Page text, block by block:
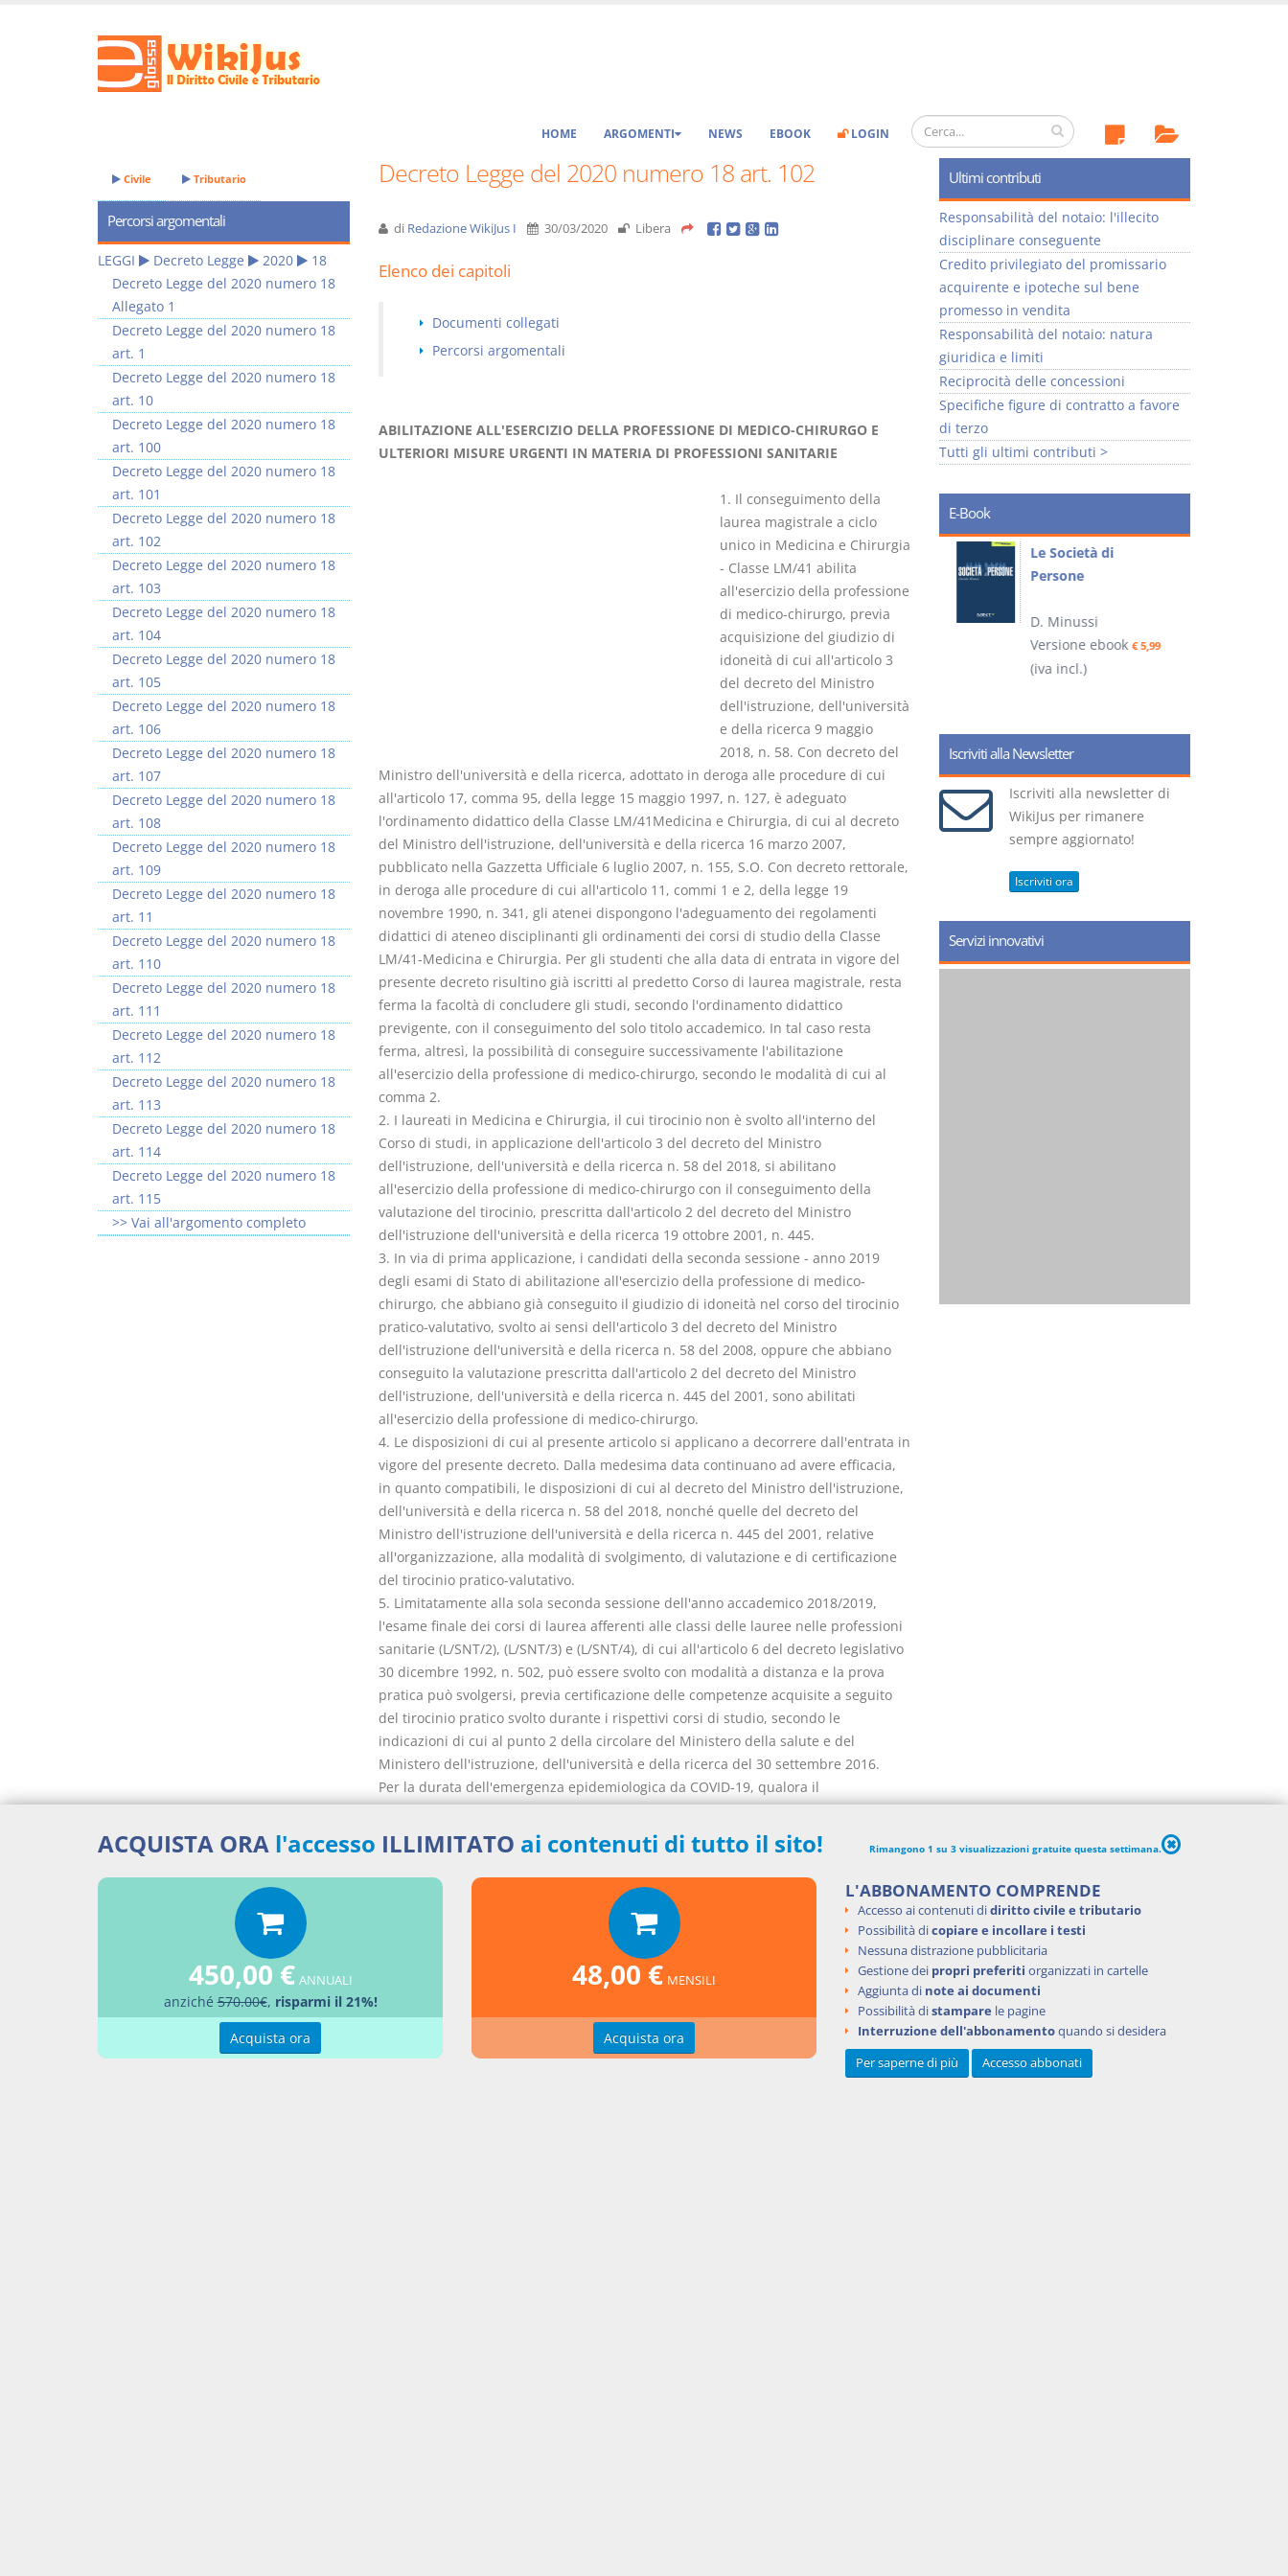
HOME ARGOMENTI NEWS EBOOK LOGIN
Decreto Legge del 2020 numero 18 art. 102
di Redazione WikiJus I 30/03/2020 Libera
Elenco dei capitoli
Documenti collegati
Percorsi argomentali
ABILITAZIONE ALL'ESERCIZIO DELLA PROFESSIONE DI MEDICO-CHIRURGO E
ULTERIORI MISURE URGENTI IN MATERIA DI PROFESSIONI SANITARIE
1. Il conseguimento della
laurea magistrale a ciclo
unico in Medicina e Chirurgia
- Classe LM/41 abilita
all'esercizio della professione
di medico-chirurgo, previa
acquisizione del giudizio di
idoneità di cui all'articolo 3
del decreto del Ministro
dell'istruzione, dell'università
e della ricerca 9 maggio
2018, n. 58. Con decreto del
Ministro dell'università e della ricerca, adottato in deroga alle procedure di cui
all'articolo 17, comma 95, della legge 15 maggio 1997, n. 127, è adeguato
l'ordinamento didattico della Classe LM/41Medicina e Chirurgia, di cui al decreto
del Ministro dell'istruzione, dell'università e della ricerca 16 marzo 2007,
pubblicato nella Gazzetta Ufficiale 6 luglio 2007, n. 155, S.O. Con decreto rettorale,
in deroga alle procedure di cui all'articolo 11, commi 1 e 2, della legge 19
novembre 1990, n. 341, gli atenei dispongono l'adeguamento dei regolamenti
didattici di ateneo disciplinanti gli ordinamenti dei corsi di studio della Classe
LM/41-Medicina e Chirurgia. Per gli studenti che alla data di entrata in vigore del
presente decreto risultino già iscritti al predetto Corso di laurea magistrale, resta
ferma la facoltà di concludere gli studi, secondo l'ordinamento didattico
previgente, con il conseguimento del solo titolo accademico. In tal caso resta
ferma, altresì, la possibilità di conseguire successivamente l'abilitazione
all'esercizio della professione di medico-chirurgo, secondo le modalità di cui al
comma 2.
2. I laureati in Medicina e Chirurgia, il cui tirocinio non è svolto all'interno del
Corso di studi, in applicazione dell'articolo 3 del decreto del Ministro
dell'istruzione, dell'università e della ricerca n. 58 del 2018, si abilitano
all'esercizio della professione di medico-chirurgo con il conseguimento della
valutazione del tirocinio, prescritta dall'articolo 2 del decreto del Ministro
dell'istruzione dell'università e della ricerca 19 ottobre 2001, n. 445.
3. In via di prima applicazione, i candidati della seconda sessione - anno 2019
degli esami di Stato di abilitazione all'esercizio della professione di medico-
chirurgo, che abbiano già conseguito il giudizio di idoneità nel corso del tirocinio
pratico-valutativo, svolto ai sensi dell'articolo 3 del decreto del Ministro
dell'istruzione dell'università e della ricerca n. 58 del 2008, oppure che abbiano
conseguito la valutazione prescritta dall'articolo 2 del decreto del Ministro
dell'istruzione, dell'università e della ricerca n. 445 del 2001, sono abilitati
all'esercizio della professione di medico-chirurgo.
4. Le disposizioni di cui al presente articolo si applicano a decorrere dall'entrata in
vigore del presente decreto. Dalla medesima data continuano ad avere efficacia,
in quanto compatibili, le disposizioni di cui al decreto del Ministro dell'istruzione,
dell'università e della ricerca n. 58 del 2018, nonché quelle del decreto del
Ministro dell'istruzione dell'università e della ricerca n. 445 del 2001, relative
all'organizzazione, alla modalità di svolgimento, di valutazione e di certificazione
del tirocinio pratico-valutativo.
5. Limitatamente alla sola seconda sessione dell'anno accademico 2018/2019,
l'esame finale dei corsi di laurea afferenti alle classi delle lauree nelle professioni
sanitarie (L/SNT/2), (L/SNT/3) e (L/SNT/4), di cui all'articolo 6 del decreto legislativo
30 dicembre 1992, n. 502, può essere svolto con modalità a distanza e la prova
pratica può svolgersi, previa certificazione delle competenze acquisite a seguito
del tirocinio pratico svolto durante i rispettivi corsi di studio, secondo le
indicazioni di cui al punto 2 della circolare del Ministero della salute e del
Ministero dell'istruzione, dell'università e della ricerca del 30 settembre 2016.
Per la durata dell'emergenza epidemiologica da COVID-19, qualora il
riconoscimento ai sensi della Direttiva 2005/36/CE e successive modificazioni di
una qualifica professionale per l'esercizio di una professione sanitaria di cui
all'articolo 1 della legge 1 febbraio 2006, n. 43 sia subordinato allo svolgimento di
una prova compensativa, la stessa può essere svolta con modalità a distanza e la
prova pratica può svolgersi con le modalità di cui al punto 2 della circolare del
Ministero della salute e del Ministero dell'istruzione, dell'università e della ricerca
del 30 settembre 2016. E' abrogato l'articolo 29 del decreto-legge 2 marzo 2020, n.
Civile Tributario
Percorsi argomentali
LEGGI Decreto Legge 2020
18
Decreto Legge del 2020 numero 18
Allegato 1
Decreto Legge del 2020 numero 18
art. 1
Decreto Legge del 2020 numero 18
art. 10
Decreto Legge del 2020 numero 18
art. 100
Decreto Legge del 2020 numero 18
art. 101
Decreto Legge del 2020 numero 18
art. 102
Decreto Legge del 2020 numero 18
art. 103
Decreto Legge del 2020 numero 18
art. 104
Decreto Legge del 2020 numero 18
art. 105
Decreto Legge del 2020 numero 18
art. 106
Decreto Legge del 2020 numero 18
art. 107
Decreto Legge del 2020 numero 18
art. 108
Decreto Legge del 2020 numero 18
art. 109
Decreto Legge del 2020 numero 18
art. 11
Decreto Legge del 2020 numero 18
art. 110
Decreto Legge del 2020 numero 18
art. 111
Decreto Legge del 2020 numero 18
art. 112
Decreto Legge del 2020 numero 18
art. 113
Decreto Legge del 2020 numero 18
art. 114
Decreto Legge del 2020 numero 18
art. 115
>> Vai all'argomento completo
Ultimi contributi
Responsabilità del notaio: l'illecito
disciplinare conseguente
Credito privilegiato del promissario
acquirente e ipoteche sul bene
promesso in vendita
Responsabilità del notaio: natura
giuridica e limiti
Reciprocità delle concessioni
Specifiche figure di contratto a favore
di terzo
Tutti gli ultimi contributi >
E-Book
Prescrizione e
Versione ebook
Rapporto e
relazione giuridica
D. Minussi
Versione ebook
(iva incl.)
Il Condominio
La riforma di cui alla legge
220/2012
S. D'Andrea – D.
Minussi
Versione ebook
(iva incl.)
Le Società di
Persone
D. Minussi
Versione ebook € 5,99
(iva incl.)
Iscriviti alla Newsletter
Iscriviti alla newsletter di
WikiJus per rimanere
sempre aggiornato!
Iscriviti ora
Servizi innovativi
ACQUISTA ORA l'accesso ILLIMITATO ai contenuti di tutto il sito! Rimangono 1 su 3 visualizzazioni gratuite questa settimana.
450,00 € ANNUALI
anziché570.00€, risparmi il 21%!
Acquista ora
48,00 € MENSILI
Acquista ora
L'ABBONAMENTO COMPRENDE
Accesso ai contenuti didiritto civile e tributario
Possibilità dicopiare e incollare i testi
Nessuna distrazione pubblicitaria
Gestione dei propri preferiti organizzati in cartelle
Aggiunta di note ai documenti
Possibilità distampare le pagine
Interruzione dell'abbonamentoquando si desidera
Per saperne di più
Accesso abbonati